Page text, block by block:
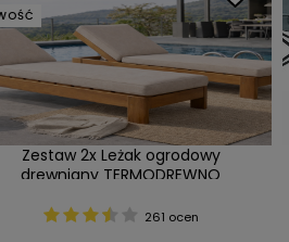
Zestaw 2x Leżak ogrodowy
drewniany TERMODREWNO
poduszką Produkcja PL
261 ocen